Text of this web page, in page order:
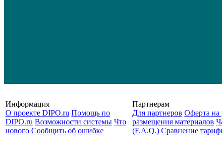
Информация
О проекте DIPO.ru Помощь по
DIPO.ru Возможности системы Что
нового Сообщить об ошибке
Партнерам
Для партнеров Оферта на
размещения материалов
(F.A.Q.) Cравнение